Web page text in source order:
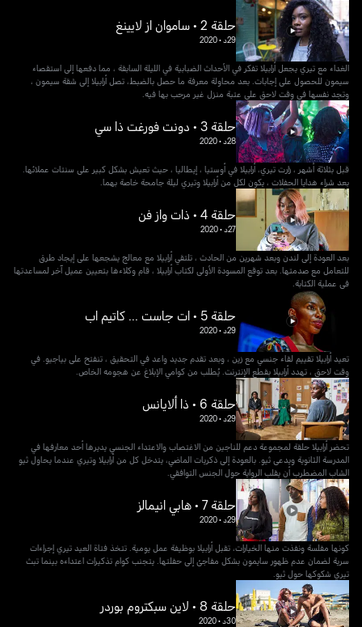
حلقة 2 • ساموان از لايينغ
29د •
2020
الغداء مع تيري يجعل أرابيلا تفكر في الأحداث الضبابية في الليلة السابقة ، مما دفعها إلى استقصاء
سيمون للحصول على إجابات. بعد محاولة معرفة ما حصل بالضبط، تصل أرابيلا إلى شقة سيمون ،
وتجد نفسها في وقت لاحق على عتبة منزل غير مرحب بها فيه.
حلقة 3 • دونت فورغت ذا سي
28د •
2020
قبل بثلاثة أشهر ، زارت تيري، أرابيلا في أوستيا ، إيطاليا ، حيث تعيش بشكل كبير على سنتات عملائها.
بعد شراء هدايا الحفلات ، يكون لكل من أرابيلا وتيري ليلة جامحة خاصة بهما.
حلقة 4 • ذات واز فن
27د •
2020
بعد العودة إلى لندن وبعد شهرين من الحادث ، تلتقي أرابيلا مع معالج يشجعها على إيجاد طرق
للتعامل مع صدمتها. بعد توقع المسودة الأولى لكتاب أرابيلا ، قام وكلاءها بتعيين عميل آخر لمساعدتها
في عملية الكتابة.
حلقة 5 • ات جاست ... كاتيم اب
29د •
2020
تعيد أرابيلا تقييم لقاء جنسي مع زين ، وبعد تقدم جديد واعد في التحقيق ، تنفتح على بياجيو. في
وقت لاحق ، تهدد أرابيلا بقطع الإنترنت. يُطلب من كوامي الإبلاغ عن هجومه الخاص.
حلقة 6 • ذا ألايانس
29د •
2020
تحضر أرابيلا حلقة لمجموعة دعم للناجين من الاغتصاب والاعتداء الجنسي يديرها أحد معارفها في
المدرسة الثانوية ويدعى ثيو. بالعودة إلى ذكريات الماضي، يتدخل كل من أرابيلا وتيري عندما يحاول ثيو
الشاب المضطرب أن يقلب الرواية حول الجنس التوافقي.
حلقة 7 • هابي انيمالز
29د •
2020
كونها مفلسة ونفذت منها الخيارات، تقبل أرابيلا بوظيفة عمل يومية. تتخذ فتاة العيد تيري إجراءات
سرية لضمان عدم ظهور سايمون بشكل مفاجئ إلى حفلتها. يتجنب كوام تذكيرات اعتداءه بينما تبث
تيري شكوكها حول ثيو.
حلقة 8 • لاين سبكتروم بوردر
30د •
2020